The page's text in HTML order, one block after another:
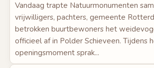
Vandaag trapte Natuurmonumenten
vrijwilligers, pachters, gemeente
betrokken buurtbewoners het
officieel af in Polder Schieveen. Tijdens
openingsmoment sprak...